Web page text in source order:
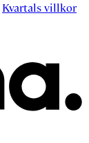
Kvartals villkor